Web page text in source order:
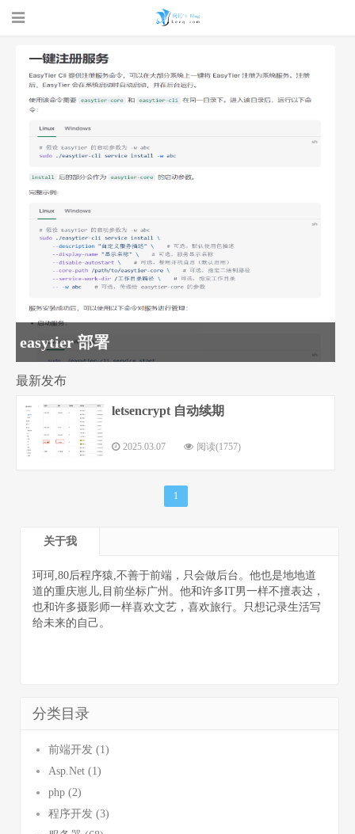
珂珂的个人
博客 - 一个
程序猿的个
人网站
easytier 部署
最新发布
letsencrypt 自动续期
2025.03.07 阅读(1757)
1
关于我
珂珂,80后程序猿,不善于前端，只会做后台。他也是地地道
道的重庆崽儿,目前坐标广州。他和许多IT男一样不擅表达，
也和许多摄影师一样喜欢文艺，喜欢旅行。只想记录生活写
给未来的自己。
分类目录
前端开发 (1)
Asp.Net (1)
php (2)
程序开发 (3)